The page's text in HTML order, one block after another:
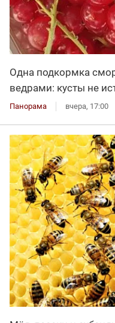
Одна подкормка
ведрами: кусты не
Панорама вчера, 17:00